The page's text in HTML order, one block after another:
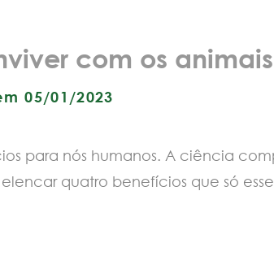
com os animais
05/01/2023
para nós humanos. A ciência
quatro benefícios que só